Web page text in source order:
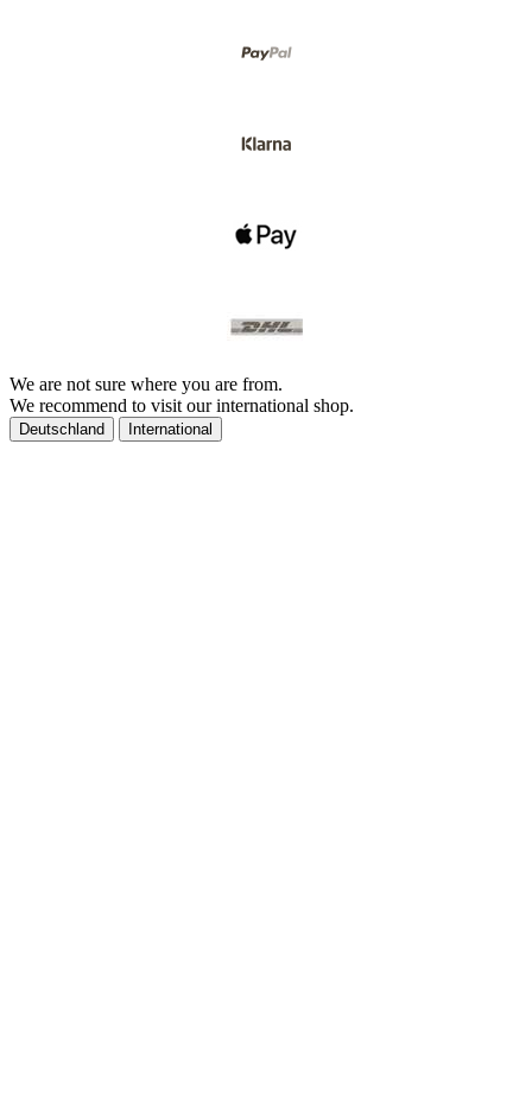
We are not sure where you are from.
We recommend to visit our international shop.
Deutschland International